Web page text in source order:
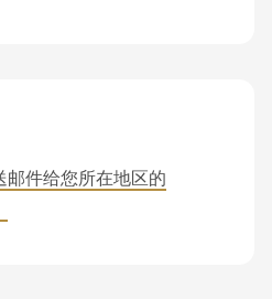
邮件给您所在地区的